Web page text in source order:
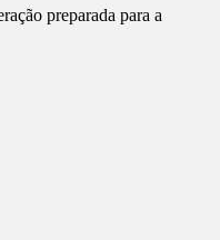
preparada para a